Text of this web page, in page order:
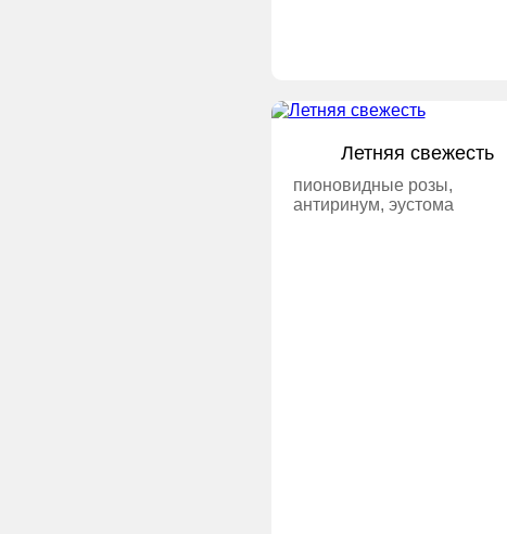
Летняя свежесть
пионовидные розы,
антиринум, эустома